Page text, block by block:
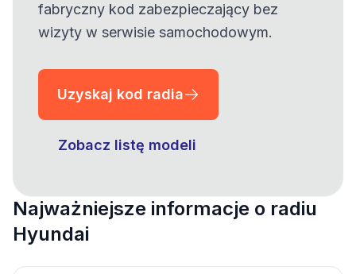
fabryczny kod zabezpieczający bez
wizyty w serwisie samochodowym.
Uzyskaj kod radia
Zobacz listę modeli
Najważniejsze informacje o radiu
Hyundai